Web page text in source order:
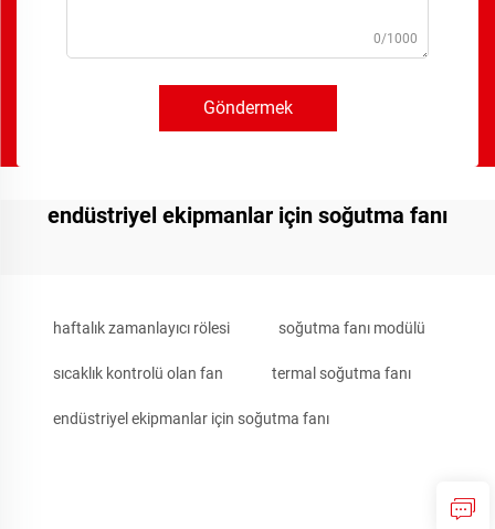
0/1000
Göndermek
endüstriyel ekipmanlar için soğutma fanı
haftalık zamanlayıcı rölesi soğutma fanı modülü
sıcaklık kontrolü olan fan termal soğutma fanı
endüstriyel ekipmanlar için soğutma fanı